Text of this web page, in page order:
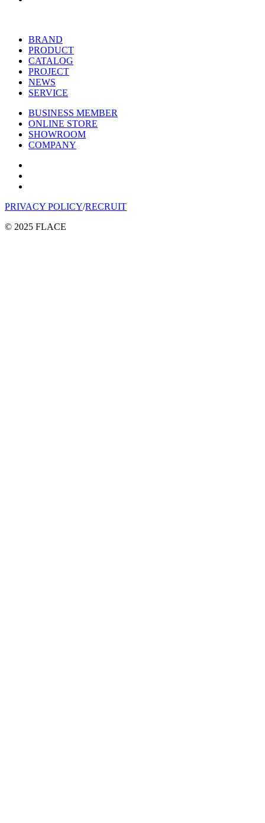
BRAND
PRODUCT
CATALOG
PROJECT
NEWS
SERVICE
BUSINESS MEMBER
ONLINE STORE
SHOWROOM
COMPANY
PRIVACY POLICY/RECRUIT
© 2025 FLACE